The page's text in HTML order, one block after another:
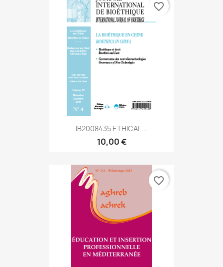
IB2008435 ETHICAL...
10,00 €
favorite_border
favorite_border